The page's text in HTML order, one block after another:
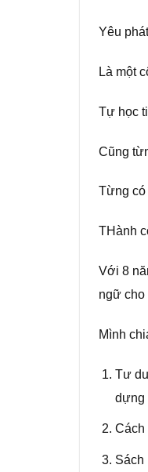
Yêu
Là một
Tự học
Cũng
Từng có
THành
Với 8
ngữ
Mình
Tư
dựng
Cách
Sách